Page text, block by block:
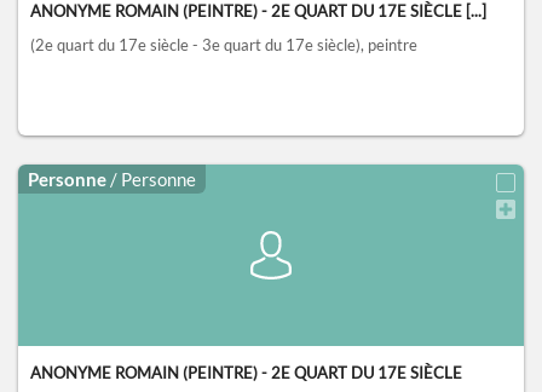
ANONYME ROMAIN (PEINTRE) - 2E QUART DU 17E SIÈCLE [...]
(2e quart du 17e siècle - 3e quart du 17e siècle), peintre
Personne / Personne
ANONYME ROMAIN (PEINTRE) - 2E QUART DU 17E SIÈCLE